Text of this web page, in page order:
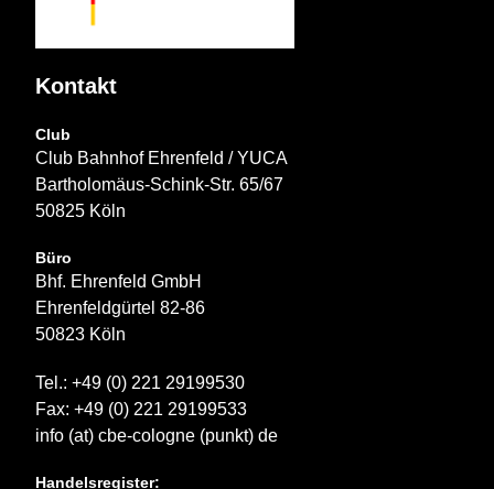
Kontakt
Club
Club Bahnhof Ehrenfeld / YUCA
Bartholomäus-Schink-Str. 65/67
50825 Köln
Büro
Bhf. Ehrenfeld GmbH
Ehrenfeldgürtel 82-86
50823 Köln
Tel.: +49 (0) 221 29199530
Fax: +49 (0) 221 29199533
info (at) cbe-cologne (punkt) de
Handelsregister: